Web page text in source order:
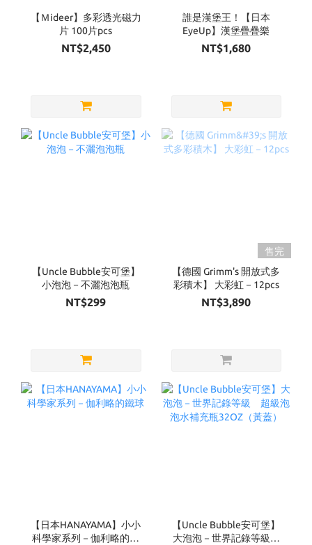
【Ｍideer】多彩透光磁力
片 100片pcs
NT$2,450
誰是漢堡王！【日本
EyeUp】漢堡疊疊樂
NT$1,680
【Uncle Bubble安可堡】
小泡泡－不灑泡泡瓶
NT$299
售完
【德國 Grimm's 開放式多
彩積木】 大彩虹－12pcs
NT$3,890
【日本HANAYAMA】小小
科學家系列－伽利略的鐵
【Uncle Bubble安可堡】
大泡泡－世界記錄等級